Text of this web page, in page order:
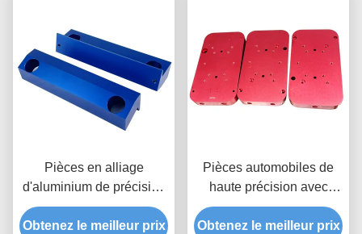
Pièces en alliage
d'aluminium de précision
CNC / pièces usinées
CNC anodisées
Obtenez le meilleur prix
Pièces automobiles de
haute précision avec
traitement de surface
personnalisé et pièces
Obtenez le meilleur prix